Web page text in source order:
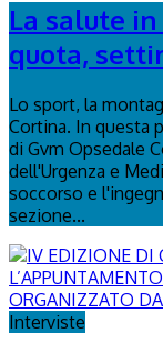
La salute
quota,
Lo sport, la
Cortina. In questa
di Gvm Opsedale
dell'Urgenza e
soccorso e
sezione...
Interviste